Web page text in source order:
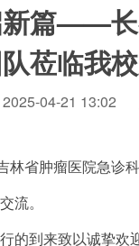
篇——
莅临我
04-21 13:02
省肿瘤医院急诊
流。
的到来致以诚挚